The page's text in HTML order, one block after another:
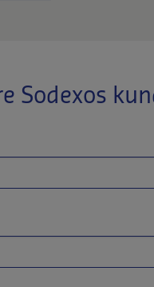
Sodexos